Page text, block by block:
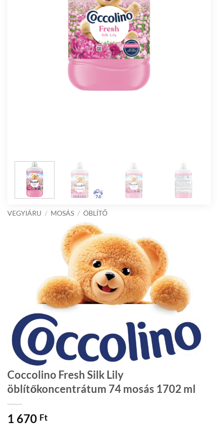
VEGYIÁRU / MOSÁS / ÖBLÍTŐ
Coccolino Fresh Silk Lily
öblítőkoncentrátum 74 mosás 1702 ml
1 670 Ft